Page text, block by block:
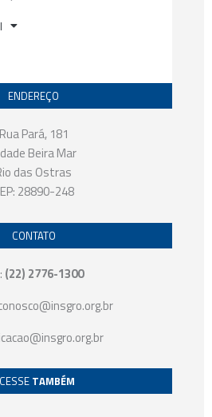
ENDEREÇO
Rua Pará, 181
Beira Mar
das Ostras
28890-248
CONTATO
(22) 2776-1300
TAMBÉM